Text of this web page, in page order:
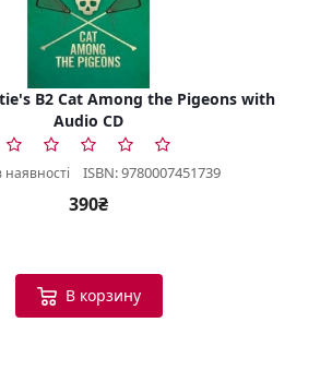
B2 Cat Among the Pigeons with
Audio CD
наявності ISBN: 9780007451739
390₴
В корзину